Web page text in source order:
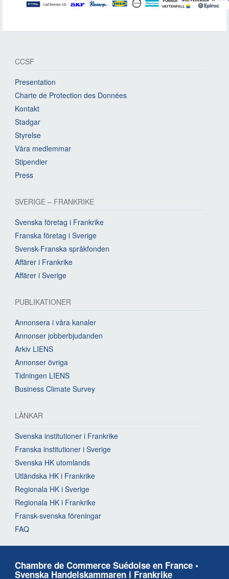
CCSF
Presentation
Charte de Protection des Données
Kontakt
Stadgar
Styrelse
Våra medlemmar
Stipendier
Press
SVERIGE – FRANKRIKE
Svenska företag i Frankrike
Franska företag i Sverige
Svensk-Franska språkfonden
Affärer i Frankrike
Affärer i Sverige
PUBLIKATIONER
Annonsera i våra kanaler
Annonser jobberbjudanden
Arkiv LIENS
Annonser övriga
Tidningen LIENS
Business Climate Survey
LÄNKAR
Svenska institutioner i Frankrike
Franska institutioner i Sverige
Svenska HK utomlands
Utländska HK i Frankrike
Regionala HK i Sverige
Regionala HK i Frankrike
Fransk-svenska föreningar
FAQ
Chambre de Commerce Suédoise en France •
Svenska Handelskammaren i Frankrike